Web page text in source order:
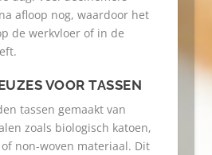
afloop nog, waardoor het
de werkvloer of in de
VOOR TASSEN
tassen gemaakt van
zoals biologisch katoen,
non-woven materiaal. Dit